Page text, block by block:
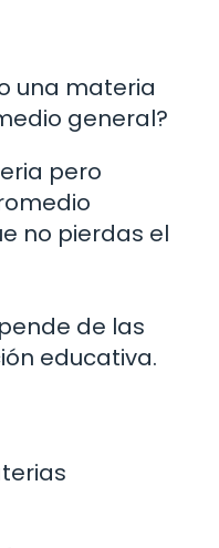
una materia
general?
pero
no pierdas el
de las
educativa.